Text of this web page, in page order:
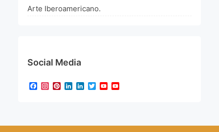
Arte Iberoamericano.
Social Media
Facebook
Instagram
Pinterest
LinkedIn
LinkedIn
TwitterYouTube